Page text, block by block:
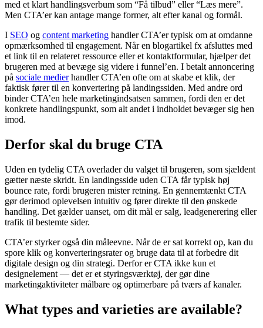
med et klart handlingsverbum som “Få tilbud” eller “Læs mere”.
Men CTA’er kan antage mange former, alt efter kanal og formål.
I SEO og content marketing handler CTA’er typisk om at omdanne
opmærksomhed til engagement. Når en blogartikel fx afsluttes med
et link til en relateret ressource eller et kontaktformular, hjælper det
brugeren med at bevæge sig videre i funnel’en. I betalt annoncering
på sociale medierhandler CTA’en ofte om at skabe et klik, der
faktisk fører til en konvertering på landingssiden. Med andre ord
binder CTA’en hele marketingindsatsen sammen, fordi den er det
konkrete handlingspunkt, som alt andet i indholdet bevæger sig hen
imod.
Derfor skal du bruge CTA
Uden en tydelig CTA overlader du valget til brugeren, som sjældent
gætter næste skridt. En landingsside uden CTA får typisk høj
bounce rate, fordi brugeren mister retning. En gennemtænkt CTA
gør derimod oplevelsen intuitiv og fører direkte til den ønskede
handling. Det gælder uanset, om dit mål er salg, leadgenerering eller
trafik til bestemte sider.
CTA’er styrker også din måleevne. Når de er sat korrekt op, kan du
spore klik og konverteringsrater og bruge data til at forbedre dit
digitale design og din strategi. Derfor er CTA ikke kun et
designelement — det er et styringsværktøj, der gør dine
marketingaktiviteter målbare og optimerbare på tværs af kanaler.
What types and varieties are available?